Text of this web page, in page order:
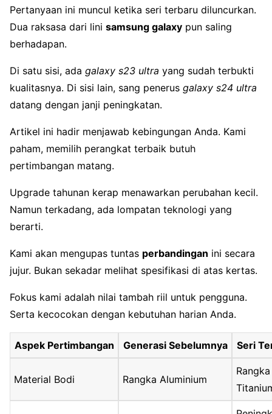
Pertanyaan ini muncul ketika seri terbaru diluncurkan.
Dua raksasa dari lini samsung galaxy pun saling
berhadapan.
Di satu sisi, ada galaxy s23 ultra yang sudah terbukti
kualitasnya. Di sisi lain, sang penerus galaxy s24 ultra
datang dengan janji peningkatan.
Artikel ini hadir menjawab kebingungan Anda. Kami
paham, memilih perangkat terbaik butuh
pertimbangan matang.
Upgrade tahunan kerap menawarkan perubahan kecil.
Namun terkadang, ada lompatan teknologi yang
berarti.
Kami akan mengupas tuntas perbandingan ini secara
jujur. Bukan sekadar melihat spesifikasi di atas kertas.
Fokus kami adalah nilai tambah riil untuk pengguna.
Serta kecocokan dengan kebutuhan harian Anda.
Aspek Pertimbangan Generasi Sebelumnya Seri
Material Bodi Rangka Aluminium
Rangka